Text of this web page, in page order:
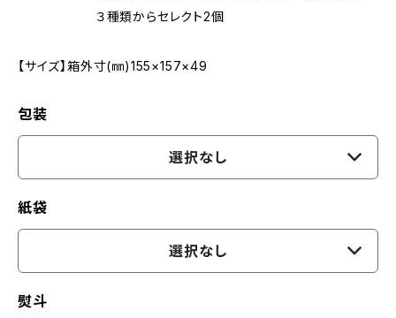
３種類からセレクト2個
【サイズ】箱外寸(㎜)155×157×49
包装
選択なし
紙袋
選択なし
熨斗